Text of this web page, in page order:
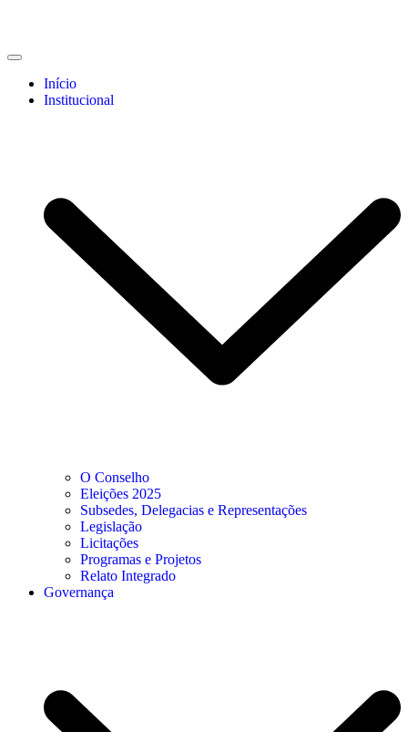
Início
Institucional
O Conselho
Eleições 2025
Subsedes, Delegacias e Representações
Legislação
Licitações
Programas e Projetos
Relato Integrado
Governança